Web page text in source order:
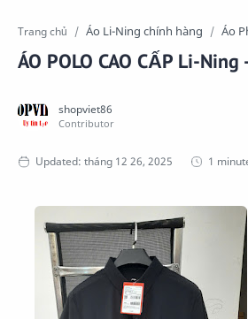
Trang chủ Áo Li-Ning chính hàng Áo
ÁO POLO CAO CẤP Li-Ning
1